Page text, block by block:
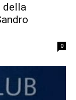
della
0